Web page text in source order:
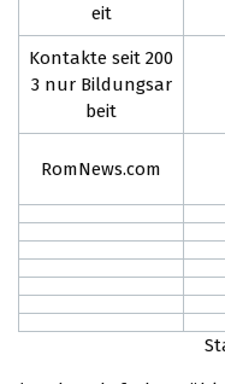
eit
Kontakte seit 200
3 nur Bildungsar
beit
RomNews.com